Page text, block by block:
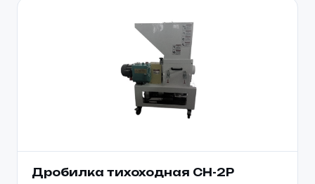
Дробилка тихоходная CH-2P